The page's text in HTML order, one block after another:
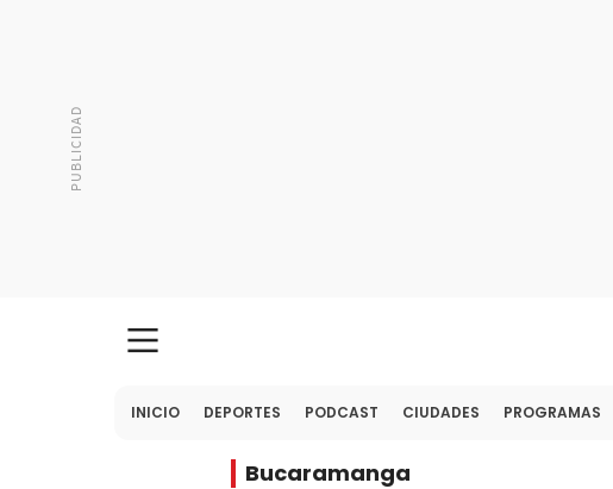
INICIO DEPORTES PODCAST CIUDADES PROGRAMAS
Bucaramanga